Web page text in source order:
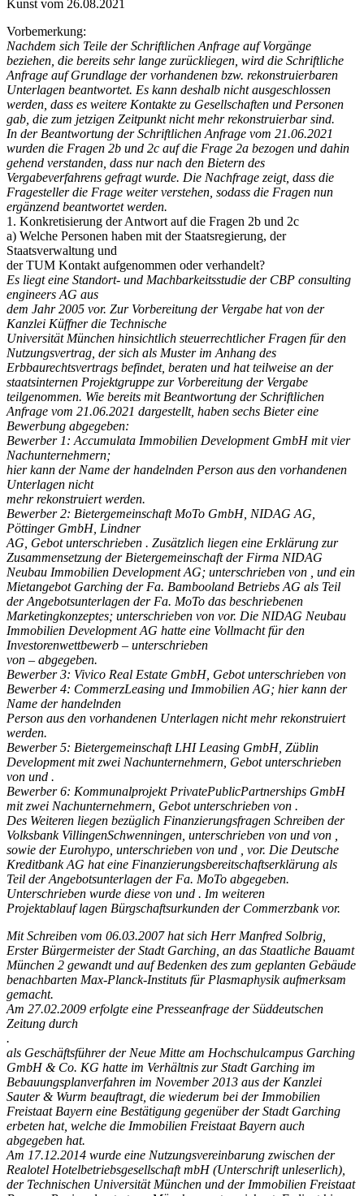
Kunst vom 26.08.2021
Vorbemerkung:
Nachdem sich Teile der Schriftlichen Anfrage auf Vorgänge
beziehen, die bereits sehr lange zurückliegen, wird die Schriftliche
Anfrage auf Grundlage der vorhandenen bzw. rekonstruierbaren
Unterlagen beantwortet. Es kann deshalb nicht ausgeschlossen
werden, dass es weitere Kontakte zu Gesellschaften und Personen
gab, die zum jetzigen Zeitpunkt nicht mehr rekonstruierbar sind.
In der Beantwortung der Schriftlichen Anfrage vom 21.06.2021
wurden die Fragen 2b und 2c auf die Frage 2a bezogen und dahin
gehend verstanden, dass nur nach den Bietern des
Vergabeverfahrens gefragt wurde. Die Nachfrage zeigt, dass die
Fragesteller die Frage weiter verstehen, sodass die Fragen nun
ergänzend beantwortet werden.
1. Konkretisierung der Antwort auf die Fragen 2b und 2c
a) Welche Personen haben mit der Staatsregierung, der
Staatsverwaltung und
der TUM Kontakt aufgenommen oder verhandelt?
Es liegt eine Standort- und Machbarkeitsstudie der CBP consulting
engineers AG aus
dem Jahr 2005 vor. Zur Vorbereitung der Vergabe hat von der
Kanzlei Küffner die Technische
Universität München hinsichtlich steuerrechtlicher Fragen für den
Nutzungsvertrag, dersich als Muster im Anhang des
Erbbaurechtsvertrags befindet, beraten und hat teilweise an der
staatsinternen Projektgruppe zur Vorbereitung der Vergabe
teilgenommen. Wie bereits mit Beantwortung der Schriftlichen
Anfrage vom 21.06.2021 dargestellt, haben sechs Bieter eine
Bewerbung abgegeben:
Bewerber 1: Accumulata Immobilien Development GmbH mit vier
Nachunternehmern;
hier kann der Name der handelnden Person aus den vorhandenen
Unterlagen nicht
mehr rekonstruiert werden.
Bewerber 2: Bietergemeinschaft MoTo GmbH, NIDAG AG,
Pöttinger GmbH, Lindner
AG, Gebot unterschrieben . Zusätzlich liegen eine Erklärung zur
Zusammensetzung der Bietergemeinschaft der Firma NIDAG
Neubau Immobilien DevelopmentAG; unterschrieben von , und ein
Mietangebot Garching der Fa. Bambooland Betriebs AG als Teil
der Angebotsunterlagen der Fa. MoTo das beschriebenen
Marketingkonzeptes; unterschrieben von vor. Die NIDAG Neubau
Immobilien Development AG hatte eine Vollmacht für den
Investorenwettbewerb – unterschrieben
von – abgegeben.
Bewerber 3: Vivico Real Estate GmbH, Gebot unterschrieben von
Bewerber 4: CommerzLeasing und Immobilien AG; hier kann der
Name der handelnden
Person aus den vorhandenen Unterlagen nicht mehr rekonstruiert
werden.
Bewerber 5: Bietergemeinschaft LHI Leasing GmbH, Züblin
Development mit zwei Nachunternehmern, Gebot unterschrieben
von und .
Bewerber 6: Kommunalprojekt PrivatePublicPartnerships GmbH
mit zwei Nachunternehmern, Gebot unterschrieben von .
Des Weiteren liegen bezüglich Finanzierungsfragen Schreiben der
Volksbank VillingenSchwenningen, unterschrieben von und von ,
sowie der Eurohypo, unterschrieben von und , vor. Die Deutsche
Kreditbank AG hateine Finanzierungsbereitschaftserklärung als
Teil der Angebotsunterlagen der Fa. MoTo abgegeben.
Unterschrieben wurde diese von und . Im weiteren
Projektablauf lagen Bürgschaftsurkunden der Commerzbank vor.
Mit Schreiben vom 06.03.2007 hat sich Herr Manfred Solbrig,
Erster Bürgermeisterder Stadt Garching, an das Staatliche Bauamt
München 2 gewandt und auf Bedenken des zum geplanten Gebäude
benachbarten Max-Planck-Instituts für Plasmaphysik aufmerksam
gemacht.
Am 27.02.2009 erfolgte eine Presseanfrage der Süddeutschen
Zeitung durch
.
als Geschäftsführer der Neue Mitte am Hochschulcampus Garching
GmbH & Co. KG hatte im Verhältnis zur Stadt Garching im
Bebauungsplanverfahren im November 2013 aus der Kanzlei
Sauter & Wurm beauftragt, die wiederum bei der Immobilien
Freistaat Bayern eine Bestätigung gegenüber der Stadt Garching
erbeten hat, welche die Immobilien Freistaat Bayern auch
abgegeben hat.
Am 17.12.2014 wurde eine Nutzungsvereinbarung zwischen der
Realotel Hotelbetriebsgesellschaft mbH (Unterschrift unleserlich),
der Technischen Universität München und der Immobilien Freistaat